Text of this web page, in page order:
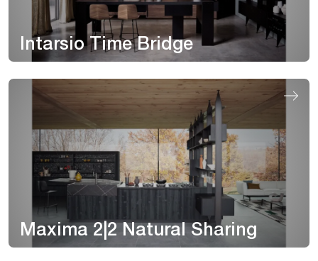
Intarsio Time Bridge
Maxima 2|2 Natural Sharing